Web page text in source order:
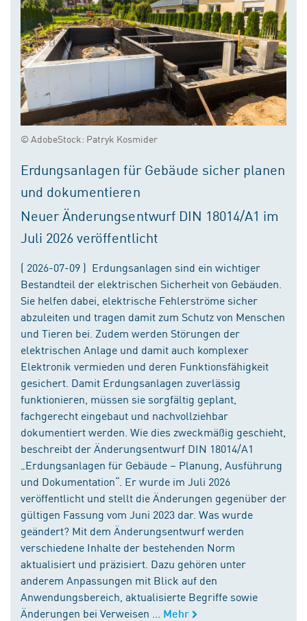
© AdobeStock: Patryk Kosmider
Erdungsanlagen für Gebäude sicher planen
und dokumentieren
Neuer Änderungsentwurf DIN 18014/A1 im
Juli 2026 veröffentlicht
( 2026-07-09 ) Erdungsanlagen sind ein wichtiger
Bestandteil der elektrischen Sicherheit von Gebäuden.
Sie helfen dabei, elektrische Fehlerströme sicher
abzuleiten und tragen damit zum Schutz von Menschen
und Tieren bei. Zudem werden Störungen der
elektrischen Anlage und damit auch komplexer
Elektronik vermieden und deren Funktionsfähigkeit
gesichert. Damit Erdungsanlagen zuverlässig
funktionieren, müssen sie sorgfältig geplant,
fachgerecht eingebaut und nachvollziehbar
dokumentiert werden. Wie dies zweckmäßig geschieht,
beschreibt der Änderungsentwurf DIN 18014/A1
„Erdungsanlagen für Gebäude – Planung, Ausführung
und Dokumentation“. Er wurde im Juli 2026
veröffentlicht und stellt die Änderungen gegenüber der
gültigen Fassung vom Juni 2023 dar. Was wurde
geändert? Mit dem Änderungsentwurf werden
verschiedene Inhalte der bestehenden Norm
aktualisiert und präzisiert. Dazu gehören unter
anderem Anpassungen mit Blick auf den
Anwendungsbereich, aktualisierte Begriffe sowie
Änderungen bei Verweisen ...
Mehr